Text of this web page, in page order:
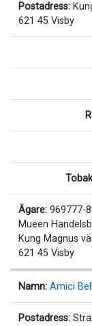
Postadress:
621 45 Visby
Ägare: 969777-
Mueen
Kung Magnus
621 45 Visby
Namn: Amici
Postadress: